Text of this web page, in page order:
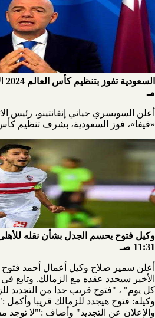
السعودية تفوز بتنظيم كأس العالم 2024
مـ
أعلن السويسري جياني إنفانتينو، رئيس
«فيفا»، فوز السعودية، بشرف تنظيم كأس
وكيل فتوح يحسم الجدل بشأن نقله
11:31 صـ
أعلن سمير صلاح وكيل أعمال أحمد
الأخير سيجدد عقده مع الزمالك. وتابع
كل يوم" ، "فتوح قريب جدا من التجديد
وكيله: فتوح هيجدد للزمالك قريبا وأكمل
والإعلان عن التجديد" وأضاف :'"لا توجد